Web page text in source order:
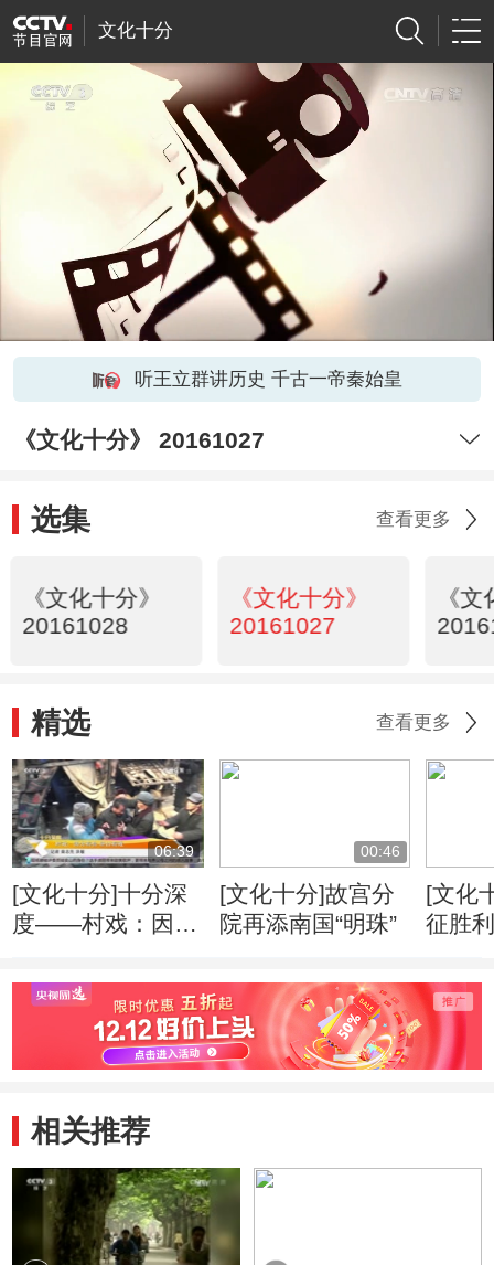
文化十分
听王立群讲历史 千古一帝秦始皇
《文化十分》 20161027
选集 查看更多
《文化十分》
20161028
《文化十分》
20161027
《
精选 查看更多
06:39
[文化十分]十分深
度——村戏：因为
00:46
[文化十分]故宫分
院再添南国“明珠”
[文化
征胜
相关推荐